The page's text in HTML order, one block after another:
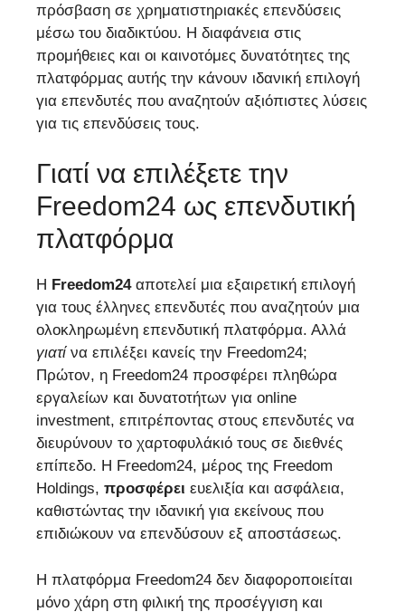
πρόσβαση σε χρηματιστηριακές επενδύσεις
μέσω του διαδικτύου. Η διαφάνεια στις
προμήθειες και οι καινοτόμες δυνατότητες της
πλατφόρμας αυτής την κάνουν ιδανική επιλογή
για επενδυτές που αναζητούν αξιόπιστες λύσεις
για τις επενδύσεις τους.
Γιατί να επιλέξετε την
Freedom24 ως επενδυτική
πλατφόρμα
Η Freedom24αποτελεί μια εξαιρετική επιλογή
για τους έλληνες επενδυτές που αναζητούν μια
ολοκληρωμένη επενδυτική πλατφόρμα. Αλλά
γιατίνα επιλέξει κανείς την Freedom24;
Πρώτον, η Freedom24 προσφέρει πληθώρα
εργαλείων και δυνατοτήτων για online
investment, επιτρέποντας στους επενδυτές να
διευρύνουν το χαρτοφυλάκιό τους σε διεθνές
επίπεδο. Η Freedom24, μέρος της Freedom
Holdings, προσφέρει ευελιξία και ασφάλεια,
καθιστώντας την ιδανική για εκείνους που
επιδιώκουν να επενδύσουν εξ αποστάσεως.
Η πλατφόρμα Freedom24 δεν διαφοροποιείται
μόνο χάρη στη φιλική της προσέγγιση και